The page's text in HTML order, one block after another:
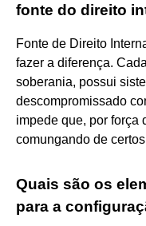
fonte do direito
Fonte de Direito
fazer a diferença.
soberania, possui
descompromissado
impede que, por força
comungando de
Quais são os
para a